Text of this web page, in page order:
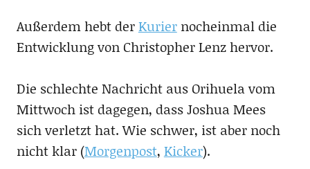
Außerdem hebt derKuriernocheinmal die
Entwicklung von Christopher Lenz hervor.
Die schlechte Nachricht aus Orihuela vom
Mittwoch ist dagegen, dass Joshua Mees
sich verletzt hat. Wie schwer, ist aber noch
nicht klar (Morgenpost, Kicker).